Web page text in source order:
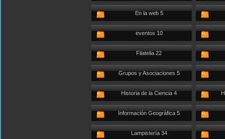
En la web 5
eventos 10
Filatelia 22
Grupos y Asociaciones 5
Historia de la Ciencia 4
Información Geográfica 5
Lampistería 34